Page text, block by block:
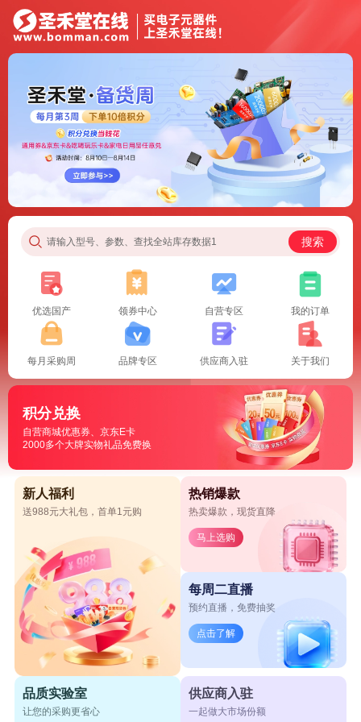
请输入型号、参数、查找全站库存数据1 搜索
优选国产 领券中心 自营专区 我的订单
每月采购周 品牌专区 供应商入驻 关于我们
积分兑换
自营商城优惠券、京东E卡
2000多个大牌实物礼品免费换
新人福利
送988元大礼包，首单1元购
热销爆款
热卖爆款，现货直降
马上选购
每周二直播
预约直播，免费抽奖
点击了解
品质实验室
让您的采购更省心
供应商入驻
一起做大市场份额